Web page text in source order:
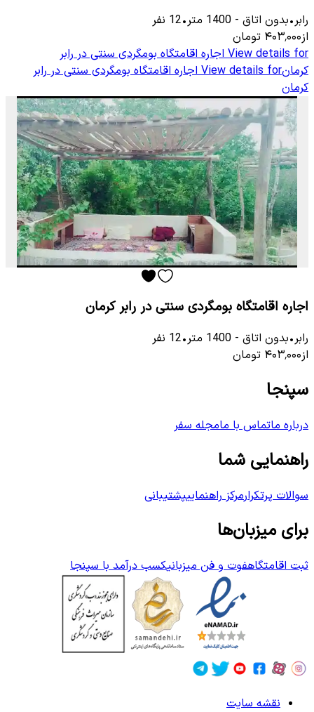
رابر•بدون اتاق -
1400 متر•
12 نفر
از۴۰۳٬۰۰۰ تومان
View details for اجاره اقامتگاه بومگردی سنتی در رابر
کرمانView details for اجاره اقامتگاه بومگردی سنتی در رابر
کرمان
اجاره اقامتگاه بومگردی سنتی در رابر کرمان
رابر•بدون اتاق -
1400 متر•
12 نفر
از۴۰۳٬۰۰۰ تومان
سپنجا
درباره ماتماس با مامجله سفر
راهنمایی شما
سوالات پرتکرارمرکز راهنماییپشتیبانی
برای میزبان‌ها
ثبت اقامتگاهفوت و فن میزبانیکسب درآمد با سپنجا
نقشه سایت